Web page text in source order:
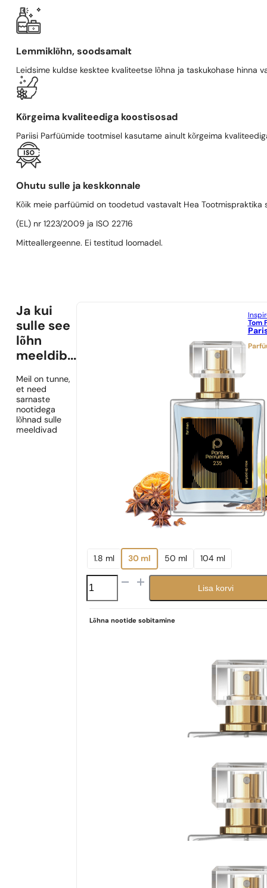
Lemmiklõhn, soodsamalt
Leidsime kuldse kesktee kvaliteetse lõhna ja taskukohase hinna
Kõrgeima kvaliteediga koostisosad
Pariisi Parfüümide tootmisel kasutame ainult kõrgeima
Ohutu sulle ja keskkonnale
Kõik meie parfüümid on toodetud vastavalt Hea Tootmispraktika
(EL) nr 1223/2009 ja ISO 22716
Mitteallergeenne. Ei testitud loomadel.
Ja kui
sulle see
lõhn
meeldib...
Meil on tunne,
et need
sarnaste
nootidega
lõhnad sulle
meeldivad
Tom
1.8 ml 30 ml 50 ml 104 ml
235
kogus
Lisa korvi
Lõhna nootide sobitamine